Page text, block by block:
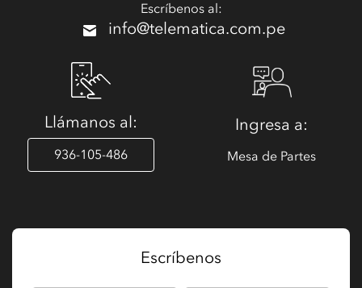
Escríbenos al:
info@telematica.com.pe
Llámanos al:
936-105-486
Ingresa a:
Mesa de Partes
Escríbenos